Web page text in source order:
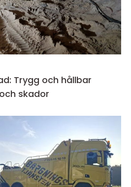
Trygg och hållbar
skador